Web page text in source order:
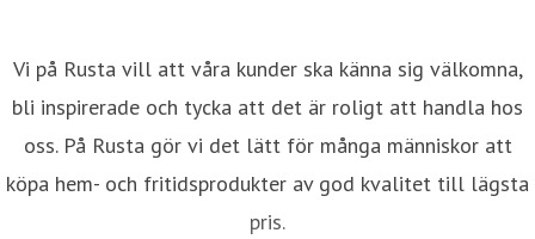
Vi på Rusta vill att våra kunder ska känna sig välkomna,
bli inspirerade och tycka att det är roligt att handla hos
oss. På Rusta gör vi det lätt för många människor att
köpa hem- och fritidsprodukter av god kvalitet till lägsta
pris.